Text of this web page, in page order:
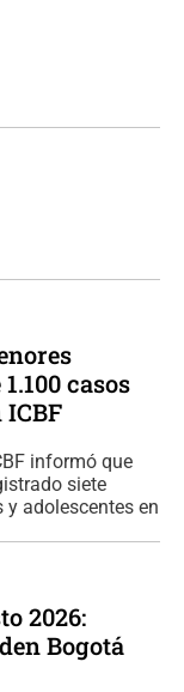
casos
ICBF
informó que
siete
adolescentes en
2026:
Bogotá